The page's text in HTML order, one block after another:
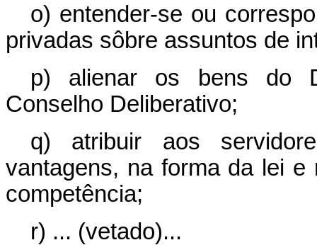
o) entender-se ou
privadas sôbre assuntos de
p) alienar os bens do
Conselho Deliberativo;
q) atribuir aos
vantagens, na forma da lei e
competência;
r) ... (vetado)...